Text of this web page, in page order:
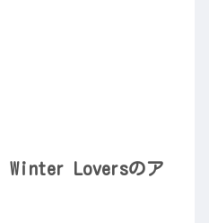
Winter Loversのア